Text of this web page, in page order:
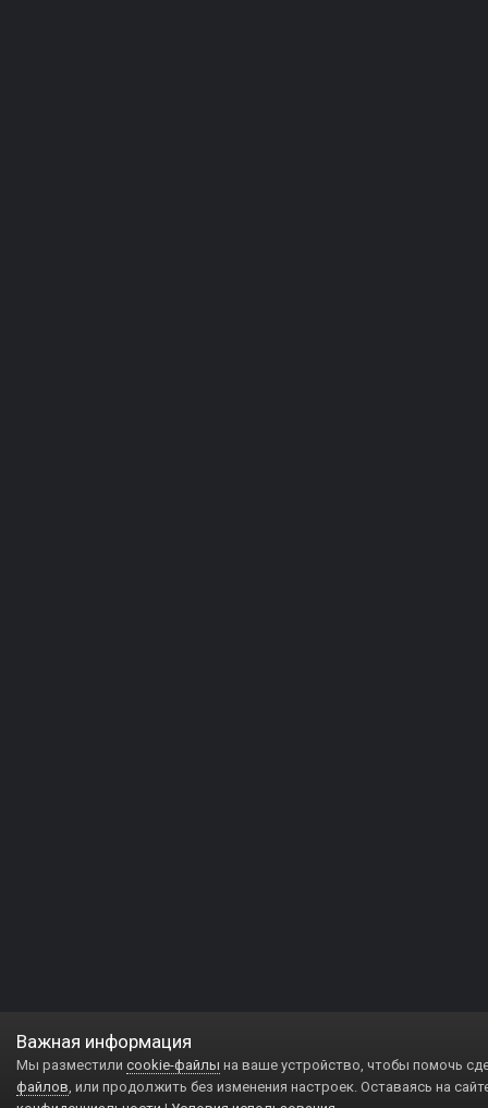
Важная информация
Мы разместили cookie-файлы на ваше устройство, чтобы помочь
файлов, или продолжить без изменения настроек. Оставаясь на